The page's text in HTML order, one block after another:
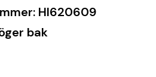
HI620609
bak